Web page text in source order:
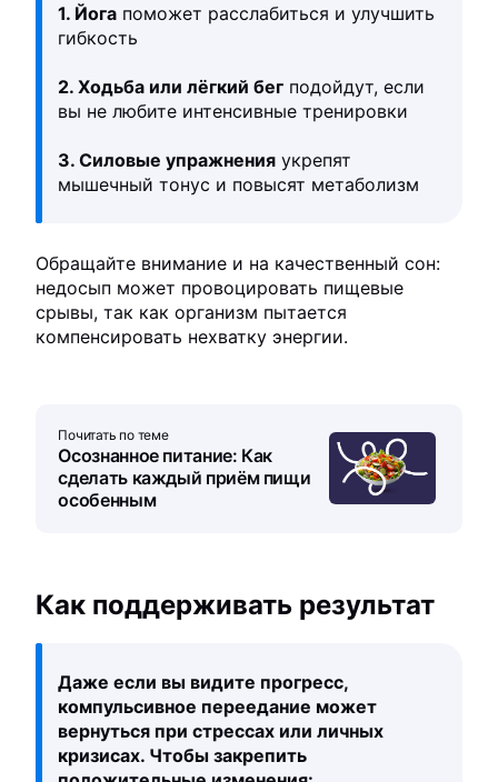
1. Йога поможет расслабиться и улучшить
гибкость
2. Ходьба или лёгкий бег подойдут, если
вы не любите интенсивные тренировки
3. Силовые упражнения укрепят
мышечный тонус и повысят метаболизм
Обращайте внимание и на качественный сон:
недосып может провоцировать пищевые
срывы, так как организм пытается
компенсировать нехватку энергии.
Почитать по теме
Осознанное питание: Как
сделать каждый приём пищи
особенным
Как поддерживать результат
Даже если вы видите прогресс,
компульсивное переедание может
вернуться при стрессах или личных
кризисах. Чтобы закрепить